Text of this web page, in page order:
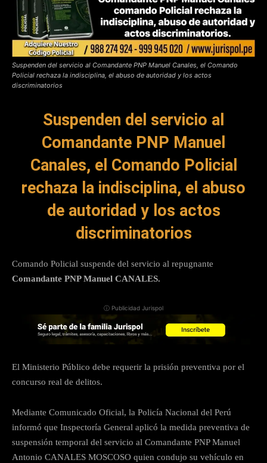
Suspenden del servicio al Comandante PNP Manuel Canales, el Comando
Policial rechaza la indisciplina, el abuso de autoridad y los actos
discriminatorios
Suspenden del servicio al
Comandante PNP Manuel
Canales, el Comando Policial
rechaza la indisciplina, el abuso
de autoridad y los actos
discriminatorios
Comando Policial suspende del servicio al repugnante
Comandante PNP Manuel CANALES.
ⓘ Publicidad Jurispol
El Ministerio Público debe requerir la prisión preventiva por el
concurso real de delitos.
Mediante Comunicado Oficial, la Policía Nacional del Perú
informó que Inspectoría General aplicó la medida preventiva de
suspensión temporal del servicio al Comandante PNP Manuel
Antonio CANALES MOSCOSO quien condujo su vehículo en